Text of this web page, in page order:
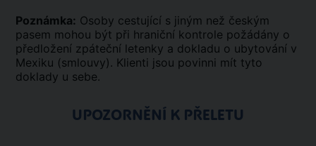
Poznámka: Osoby cestující s jiným než českým
pasem mohou být při hraniční kontrole požádány o
předložení zpáteční letenky a dokladu o ubytování v
Mexiku (smlouvy). Klienti jsou povinni mít tyto
doklady u sebe.
UPOZORNĚNÍ K PŘELETU